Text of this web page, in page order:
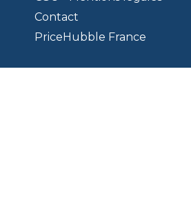
Contact
PriceHubble France